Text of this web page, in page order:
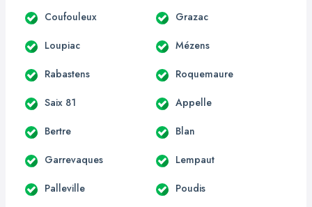
Coufouleux Grazac
Loupiac Mézens
Rabastens Roquemaure
Saix 81 Appelle
Bertre Blan
Garrevaques Lempaut
Palleville Poudis